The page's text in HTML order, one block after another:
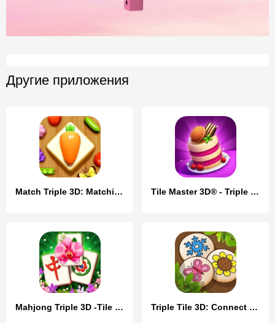
Другие приложения
Match Triple 3D: Matching Tile Tile Master 3D® - Triple Match
Mahjong Triple 3D -Tile Match Triple Tile 3D: Connect Puzzle